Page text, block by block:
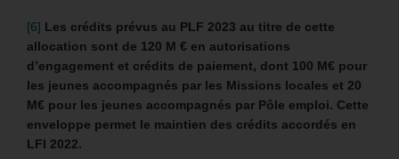
[6] Les crédits prévus au PLF 2023 au titre de cette
allocation sont de 120 M € en autorisations
d’engagement et crédits de paiement, dont 100 M€ pour
les jeunes accompagnés par les Missions locales et 20
M€ pour les jeunes accompagnés par Pôle emploi. Cette
enveloppe permet le maintien des crédits accordés en
LFI 2022.